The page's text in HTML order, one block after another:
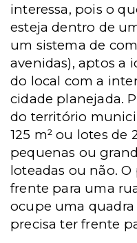
interessa, pois o
esteja dentro de
um sistema de
avenidas), aptos a
do local com a
cidade planejada.
do território
125 m² ou lotes de
pequenas ou
loteadas ou não.
frente para uma
ocupe uma
precisa ter frente